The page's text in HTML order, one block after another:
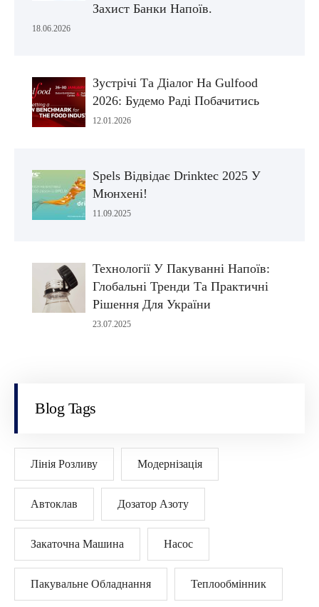
Захист Банки Напоїв.
18.06.2026
Зустрічі Та Діалог На Gulfood
2026: Будемо Раді Побачитись
12.01.2026
Spels Відвідає Drinktec 2025 У
Мюнхені!
11.09.2025
Технології У Пакуванні Напоїв:
Глобальні Тренди Та Практичні
Рішення Для України
23.07.2025
Blog Tags
Лінія Розливу Модернізація
Автоклав Дозатор Азоту
Закаточна Машина Насос
Пакувальне Обладнання Теплообмінник